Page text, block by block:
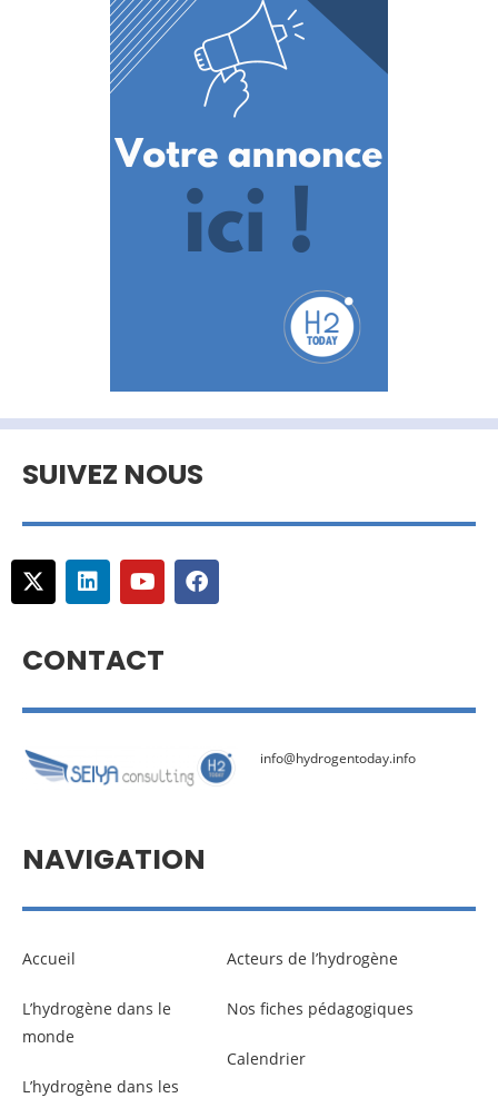
SUIVEZ NOUS
CONTACT
info@hydrogentoday.info
NAVIGATION
Accueil
L’hydrogène dans le
monde
L’hydrogène dans les
Acteurs de l’hydrogène
Nos fiches pédagogiques
Calendrier